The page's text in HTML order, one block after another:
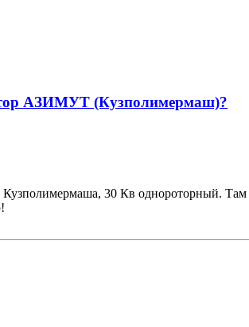
АЗИМУТ (Кузполимермаш)?
30 Кв однороторный.